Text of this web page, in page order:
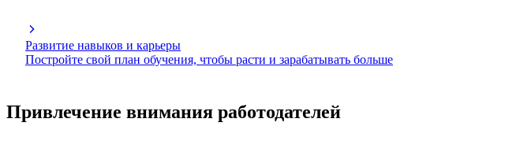
Развитие навыков и карьеры
Постройте свой план обучения, чтобы расти и зарабатывать больше
Привлечение внимания работодателей